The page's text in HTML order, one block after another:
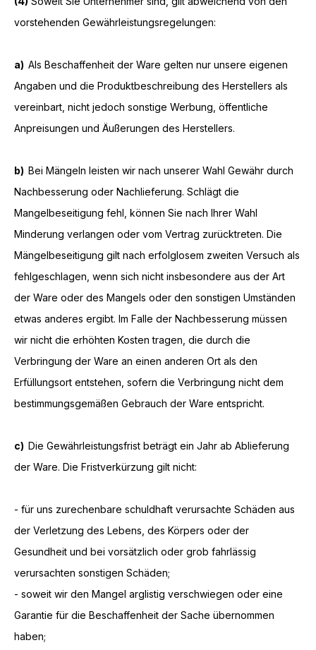
vorstehenden Gewährleistungsregelungen:
a) Als Beschaffenheit der Ware gelten nur unsere eigenen
Angaben und die Produktbeschreibung des Herstellers als
vereinbart, nicht jedoch sonstige Werbung, öffentliche
Anpreisungen und Äußerungen des Herstellers.
b) Bei Mängeln leisten wir nach unserer Wahl Gewähr durch
Nachbesserung oder Nachlieferung. Schlägt die
Mangelbeseitigung fehl, können Sie nach Ihrer Wahl
Minderung verlangen oder vom Vertrag zurücktreten. Die
Mängelbeseitigung gilt nach erfolglosem zweiten Versuch als
fehlgeschlagen, wenn sich nicht insbesondere aus der Art
der Ware oder des Mangels oder den sonstigen Umständen
etwas anderes ergibt. Im Falle der Nachbesserung müssen
wir nicht die erhöhten Kosten tragen, die durch die
Verbringung der Ware an einen anderen Ort als den
Erfüllungsort entstehen, sofern die Verbringung nicht dem
bestimmungsgemäßen Gebrauch der Ware entspricht.
c) Die Gewährleistungsfrist beträgt ein Jahr ab Ablieferung
der Ware. Die Fristverkürzung gilt nicht:
- für uns zurechenbare schuldhaft verursachte Schäden aus
der Verletzung des Lebens, des Körpers oder der
Gesundheit und bei vorsätzlich oder grob fahrlässig
verursachten sonstigen Schäden;
- soweit wir den Mangel arglistig verschwiegen oder eine
Garantie für die Beschaffenheit der Sache übernommen
haben;